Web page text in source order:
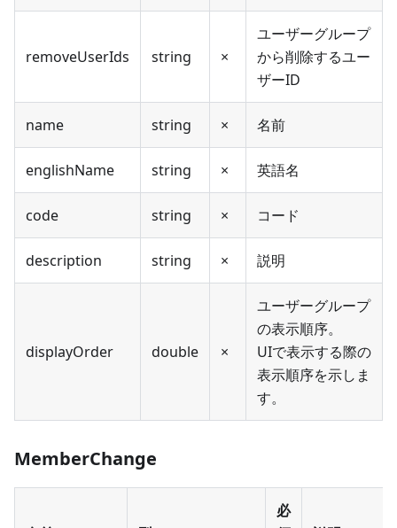
removeUserIds string ×
ユーザーグループ
から削除するユー
ザーID
name string × 名前
englishName string × 英語名
code string × コード
description string × 説明
displayOrder double ×
ユーザーグループ
の表示順序。
UIで表示する際の
表示順序を示しま
す。
MemberChange
必